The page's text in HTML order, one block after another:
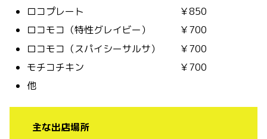
ロコプレート ￥850
ロコモコ（特性グレイビー） ￥700
ロコモコ（スパイシーサルサ） ￥700
モチコチキン ￥700
他
主な出店場所